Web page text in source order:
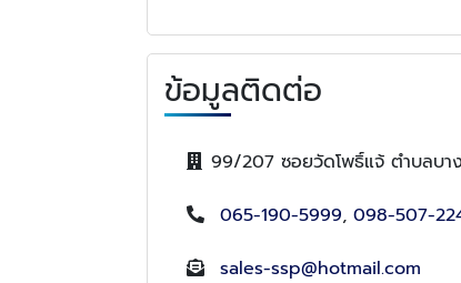
ข้อมูลติดต่อ
99/207 ซอยวัดโพธิ์แจ้ ตำบลบา
065-190-5999, 098-507-
sales-ssp@hotmail.com